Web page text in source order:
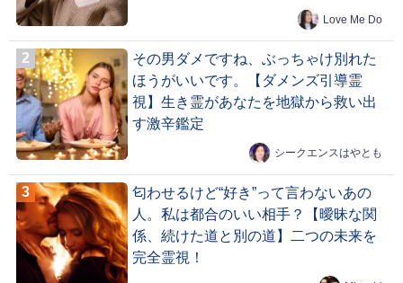
Love Me Do
その男ダメですね、ぶっちゃけ別れた
ほうがいいです。【ダメンズ引導霊
視】生き霊があなたを地獄から救い出
す激辛鑑定
シークエンスはやとも
匂わせるけど“好き”って言わないあの
人。私は都合のいい相手？【曖昧な関
係、続けた道と別の道】二つの未来を
完全霊視！